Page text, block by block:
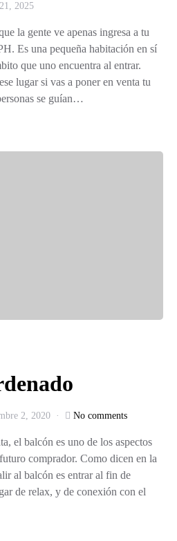
2025
la gente ve apenas ingresa a tu
Es una pequeña habitación en sí
que uno encuentra al entrar.
lugar si vas a poner en venta tu
se guían…
2, 2020 No comments
el balcón es uno de los aspectos
comprador. Como dicen en la
al balcón es entrar al fin de
de relax, y de conexión con el